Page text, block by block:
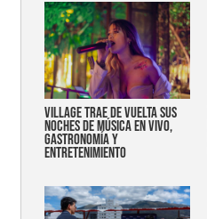
Village trae de vuelta sus
noches de música en vivo,
gastronomía y
entretenimiento